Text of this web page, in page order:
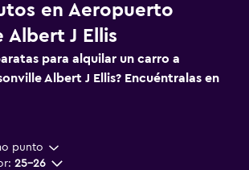
en Aeropuerto
Albert J Ellis
para alquilar un carro a
Albert J Ellis? Encuéntralas en
punto
25-26